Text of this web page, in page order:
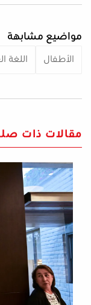
مواضيع مشابهة
الأطفال اللغة
مقالات ذات